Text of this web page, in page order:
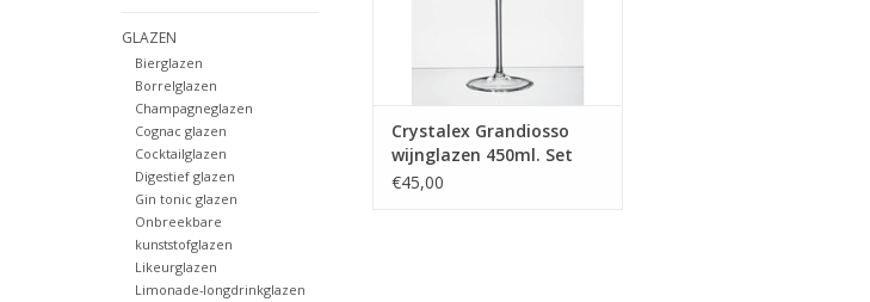
GLAZEN
Bierglazen
Borrelglazen
Champagneglazen
Cognac glazen
Cocktailglazen
Digestief glazen
Gin tonic glazen
Onbreekbare
kunststofglazen
Likeurglazen
Limonade-longdrinkglazen
Crystalex Grandiosso
wijnglazen 450ml. Set
van 2 glazen
€45,00